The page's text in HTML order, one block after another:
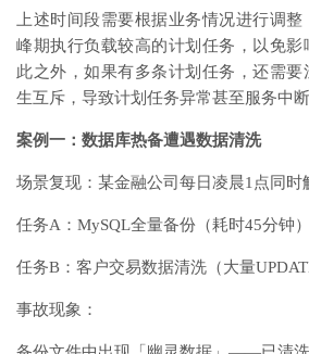
上述时间段需要根据业务情况进行调
峰期执行负载较高的计划任务，以免影
此之外，如果有多条计划任务，还需
生互斥，导致计划任务异常甚至服务中断
案例一：数据库热备遭遇数据清洗
场景复现：某金融公司每日凌晨1点同时
任务A：MySQL全量备份（耗时45分钟）
任务B：客户交易数据清洗（大量
事故现象：